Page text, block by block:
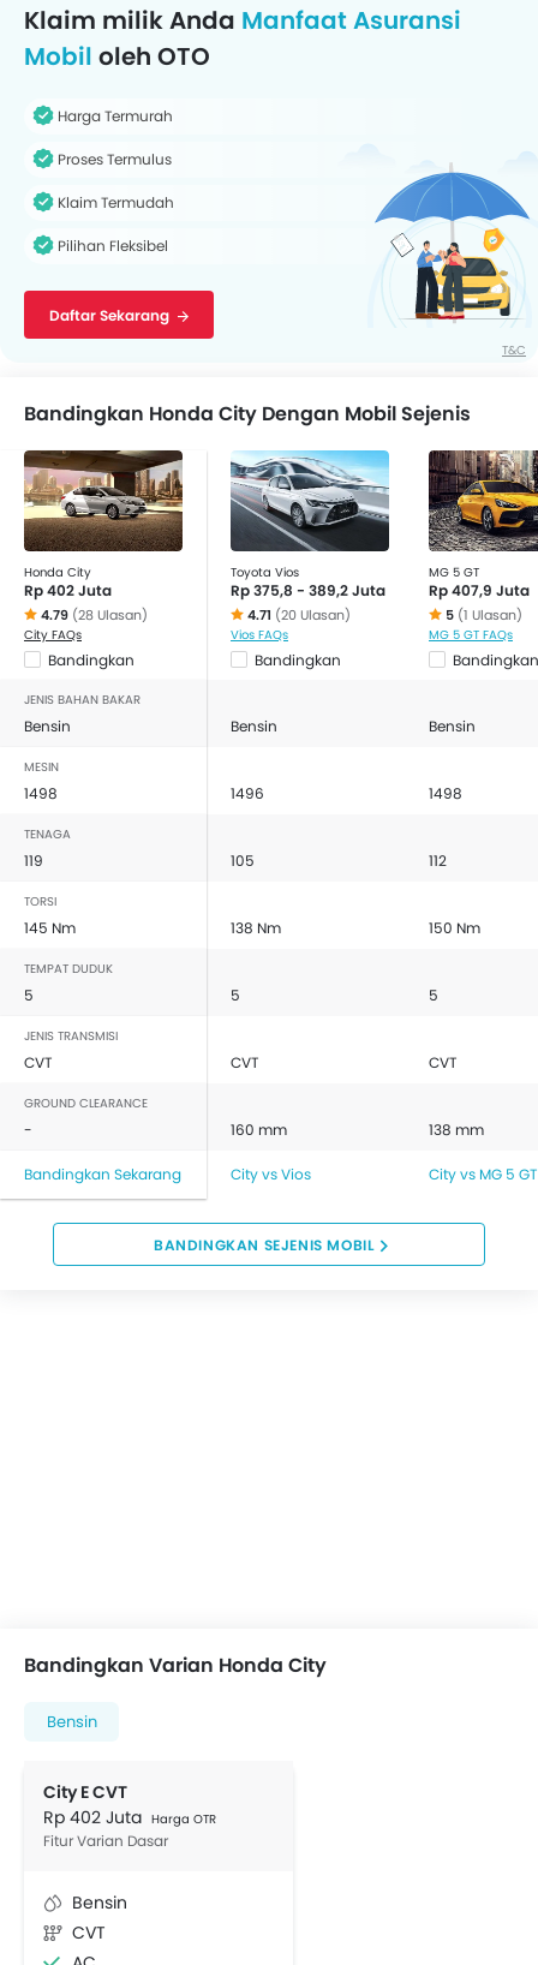
Klaim milik Anda Manfaat Asuransi
Mobil oleh OTO
Harga Termurah
Proses Termulus
Klaim Termudah
Pilihan Fleksibel
Daftar Sekarang
T&C
Bandingkan Honda City Dengan Mobil Sejenis
Honda City
Rp 402 Juta
4.79 (28 Ulasan)
City FAQs
Bandingkan
Toyota Vios
Rp 375,8 - 389,2 Juta
4.71 (20 Ulasan)
Vios FAQs
Bandingkan
MG 5 GT
Rp 407,9 Juta
5 (1 Ulasan)
MG 5 GT FAQs
Bandingkan
JENIS BAHAN BAKAR
Bensin Bensin Bensin
MESIN
1498 1496 1498
TENAGA
119 105 112
TORSI
145 Nm 138 Nm 150 Nm
TEMPAT DUDUK
5 5 5
JENIS TRANSMISI
CVT CVT CVT
GROUND CLEARANCE
- 160 mm 138 mm
Bandingkan Sekarang City vs Vios City vs MG 5 GT
BANDINGKAN SEJENIS MOBIL
Bandingkan Varian Honda City
Bensin
City E CVT
Rp 402 Juta Harga OTR
Fitur Varian Dasar
Bensin
CVT